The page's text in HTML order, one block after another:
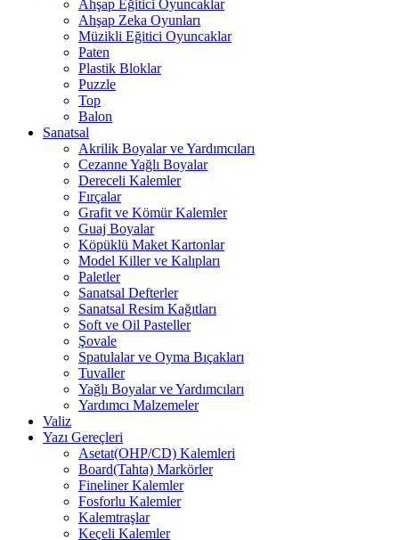
Ahşap Eğitici Oyuncaklar
Ahşap Zeka Oyunları
Müzikli Eğitici Oyuncaklar
Paten
Plastik Bloklar
Puzzle
Top
Balon
Sanatsal
Akrilik Boyalar ve Yardımcıları
Cezanne Yağlı Boyalar
Dereceli Kalemler
Fırçalar
Grafit ve Kömür Kalemler
Guaj Boyalar
Köpüklü Maket Kartonlar
Model Killer ve Kalıpları
Paletler
Sanatsal Defterler
Sanatsal Resim Kağıtları
Soft ve Oil Pasteller
Şovale
Spatulalar ve Oyma Bıçakları
Tuvaller
Yağlı Boyalar ve Yardımcıları
Yardımcı Malzemeler
Valiz
Yazı Gereçleri
Asetat(OHP/CD) Kalemleri
Board(Tahta) Markörler
Fineliner Kalemler
Fosforlu Kalemler
Kalemtraşlar
Keçeli Kalemler